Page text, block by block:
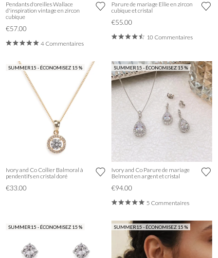
Pendants d'oreilles Wallace
d'inspiration vintage en zircon
cubique
€57.00
4 Commentaires
Parure de mariage Ellie en zircon
cubique et cristal
€55.00
10 Commentaires
SUMMER15 - ÉCONOMISEZ 15 %
Ivory and Co Collier Balmoral à
pendentifs en cristal doré
€33.00
SUMMER15 - ÉCONOMISEZ 15 %
Ivory and Co Parure de mariage
Belmont en argent et cristal
€94.00
5 Commentaires
SUMMER15 - ÉCONOMISEZ 15 % SUMMER15 - ÉCONOMISEZ 15 %